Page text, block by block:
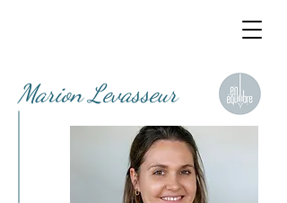
Marion Levasseur